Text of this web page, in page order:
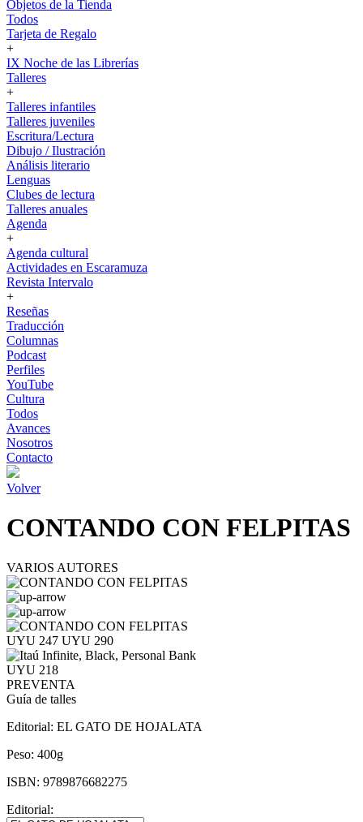
Objetos de la Tienda
Todos
Tarjeta de Regalo
+
IX Noche de las Librerías
Talleres
+
Talleres infantiles
Talleres juveniles
Escritura/Lectura
Dibujo / Ilustración
Análisis literario
Lenguas
Clubes de lectura
Talleres anuales
Agenda
+
Agenda cultural
Actividades en Escaramuza
Revista Intervalo
+
Reseñas
Traducción
Columnas
Podcast
Perfiles
YouTube
Cultura
Todos
Avances
Nosotros
Contacto
Volver
CONTANDO CON FELPITAS
VARIOS AUTORES
UYU 247 UYU 290
UYU 218
PREVENTA
Guía de talles
Editorial: EL GATO DE HOJALATA
Peso: 400g
ISBN: 9789876682275
Editorial: